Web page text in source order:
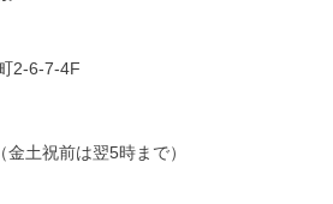
2-6-7-4F
土祝前は翌5時まで）